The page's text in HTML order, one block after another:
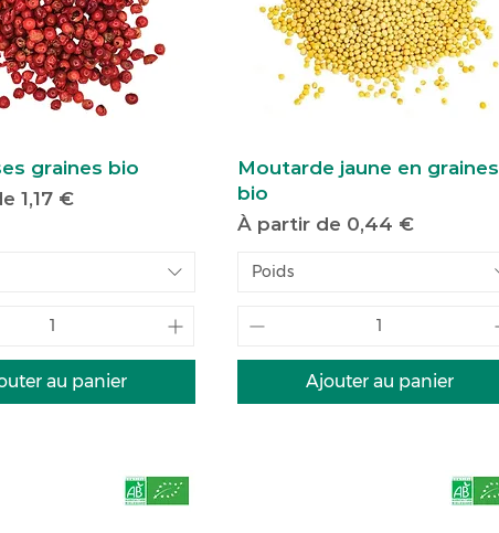
graines bio
1,17 €
au panier
Moutarde jaune en graines
bio
À partir de 0,44 €
Prix promotionnel
Poids
Ajouter au panier